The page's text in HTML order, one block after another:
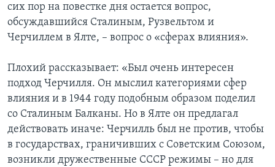
сих пор на повестке дня остается вопрос,
обсуждавшийся Сталиным, Рузвельтом и
Черчиллем в Ялте, – вопрос о «сферах влияния».
Плохий рассказывает: «Был очень интересен
подход Черчилля. Он мыслил категориями сфер
влияния и в 1944 году подобным образом поделил
со Сталиным Балканы. Но в Ялте он предлагал
действовать иначе: Черчилль был не против, чтобы
в государствах, граничивших с Советским Союзом,
возникли дружественные СССР режимы – но для